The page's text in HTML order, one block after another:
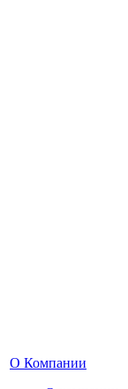
О Компании